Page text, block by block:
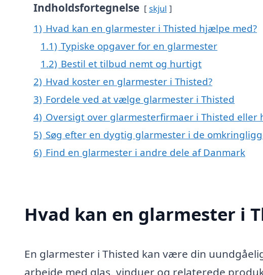
Indholdsfortegnelse skjul
1) Hvad kan en glarmester i Thisted hjælpe med?
1.1) Typiske opgaver for en glarmester
1.2) Bestil et tilbud nemt og hurtigt
2) Hvad koster en glarmester i Thisted?
3) Fordele ved at vælge glarmester i Thisted
4) Oversigt over glarmesterfirmaer i Thisted eller
5) Søg efter en dygtig glarmester i de
6) Find en glarmester i andre dele af Danmark
Hvad kan en glarmester i
En glarmester i Thisted kan være din
arbejde med glas, vinduer og relaterede